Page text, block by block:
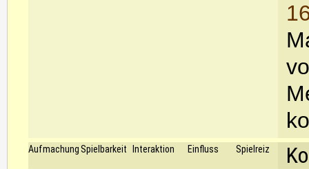
Aufmachung Spielbarkeit Interaktion Einfluss Spielreiz